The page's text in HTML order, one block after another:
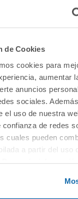
de Cookies
cookies para
aumentar
anuncios
sociales.
el uso de nuestra
confianza de redes
cuales pueden
a partir del uso
El
tu